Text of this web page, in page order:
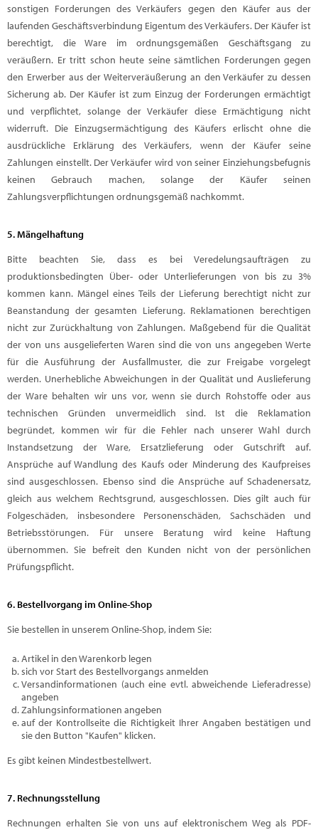
sonstigen Forderungen des Verkäufers gegen den Käufer aus der
laufenden Geschäftsverbindung Eigentum des Verkäufers. Der Käufer ist
berechtigt, die Ware im ordnungsgemäßen Geschäftsgang zu
veräußern. Er tritt schon heute seine sämtlichen Forderungen gegen
den Erwerber aus der Weiterveräußerung an den Verkäufer zu dessen
Sicherung ab. Der Käufer ist zum Einzug der Forderungen ermächtigt
und verpflichtet, solange der Verkäufer diese Ermächtigung nicht
widerruft. Die Einzugsermächtigung des Käufers erlischt ohne die
ausdrückliche Erklärung des Verkäufers, wenn der Käufer seine
Zahlungen einstellt. Der Verkäufer wird von seiner Einziehungsbefugnis
keinen Gebrauch machen, solange der Käufer seinen
Zahlungsverpflichtungen ordnungsgemäß nachkommt.
5. Mängelhaftung
Bitte beachten Sie, dass es bei Veredelungsaufträgen zu
produktionsbedingten Über- oder Unterlieferungen von bis zu 3%
kommen kann. Mängel eines Teils der Lieferung berechtigt nicht zur
Beanstandung der gesamten Lieferung. Reklamationen berechtigen
nicht zur Zurückhaltung von Zahlungen. Maßgebend für die Qualität
der von uns ausgelieferten Waren sind die von uns angegeben Werte
für die Ausführung der Ausfallmuster, die zur Freigabe vorgelegt
werden. Unerhebliche Abweichungen in der Qualität und Auslieferung
der Ware behalten wir uns vor, wenn sie durch Rohstoffe oder aus
technischen Gründen unvermeidlich sind. Ist die Reklamation
begründet, kommen wir für die Fehler nach unserer Wahl durch
Instandsetzung der Ware, Ersatzlieferung oder Gutschrift auf.
Ansprüche auf Wandlung des Kaufs oder Minderung des Kaufpreises
sind ausgeschlossen. Ebenso sind die Ansprüche auf Schadenersatz,
gleich aus welchem Rechtsgrund, ausgeschlossen. Dies gilt auch für
Folgeschäden, insbesondere Personenschäden, Sachschäden und
Betriebsstörungen. Für unsere Beratung wird keine Haftung
übernommen. Sie befreit den Kunden nicht von der persönlichen
Prüfungspflicht.
6. Bestellvorgang im Online-Shop
Sie bestellen in unserem Online-Shop, indem Sie:
Artikel in den Warenkorb legen
sich vor Start des Bestellvorgangs anmelden
Versandinformationen (auch eine evtl. abweichende Lieferadresse)
angeben
Zahlungsinformationen angeben
auf der Kontrollseite die Richtigkeit Ihrer Angaben bestätigen und
sie den Button "Kaufen" klicken.
Es gibt keinen Mindestbestellwert.
7. Rechnungsstellung
Rechnungen erhalten Sie von uns auf elektronischem Weg als PDF-